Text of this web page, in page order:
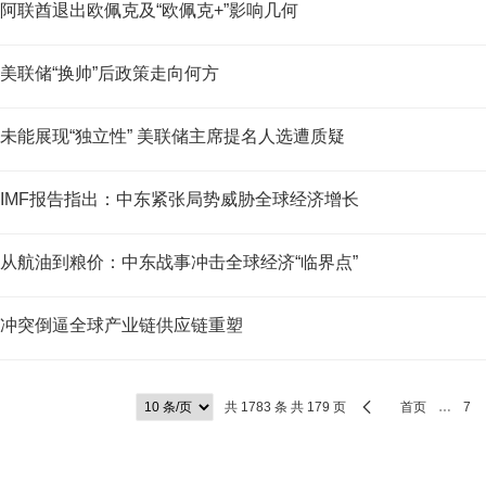
阿联酋退出欧佩克及“欧佩克+”影响几何
美联储“换帅”后政策走向何方
未能展现“独立性” 美联储主席提名人选遭质疑
IMF报告指出：中东紧张局势威胁全球经济增长
从航油到粮价：中东战事冲击全球经济“临界点”
冲突倒逼全球产业链供应链重塑
共 1783 条 共 179 页 首页 … 7